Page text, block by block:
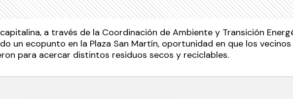
a través de la Coordinación de Ambiente y Transición
un ecopunto en la Plaza San Martín, oportunidad en que los vecinos
para acercar distintos residuos secos y reciclables.